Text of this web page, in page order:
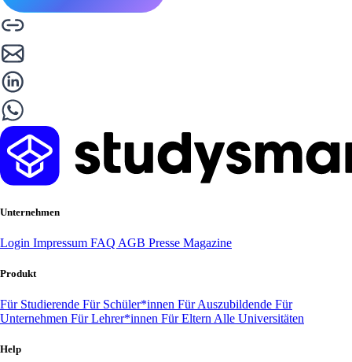
Unternehmen
Login Impressum FAQ AGB Presse Magazine
Produkt
Für Studierende Für Schüler*innen Für Auszubildende Für
Unternehmen Für Lehrer*innen Für Eltern Alle Universitäten
Help